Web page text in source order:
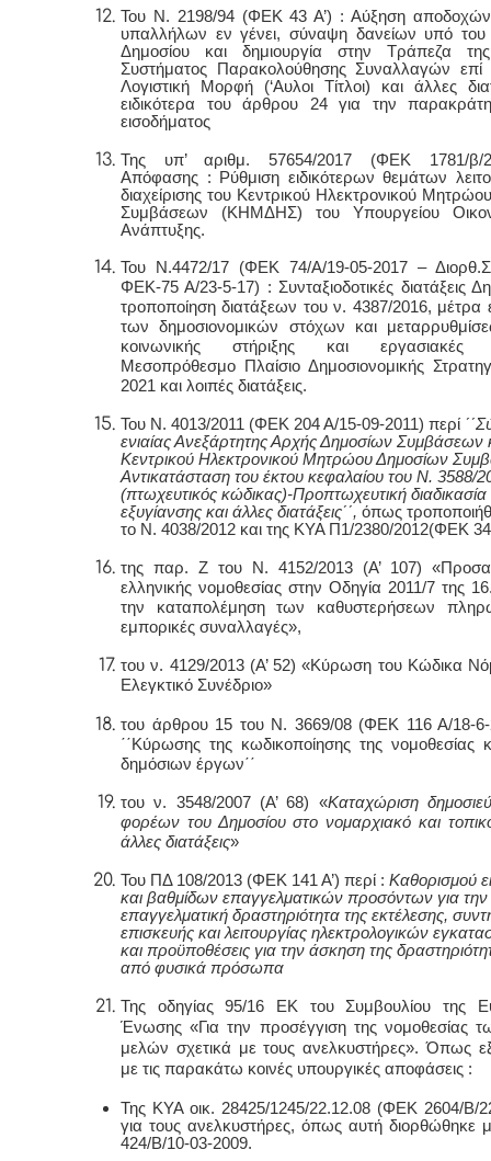
Του Ν. 2198/94 (ΦΕΚ 43 Α’) : Αύξηση
υπαλλήλων εν γένει, σύναψη δανείων υπό του
Δημοσίου και δημιουργία στην Τράπεζα
Συστήματος Παρακολούθησης Συναλλαγών επί
Λογιστική Μορφή (‘Αυλοι Τίτλοι) και άλλες
ειδικότερα του άρθρου 24 για την
εισοδήματος
Της υπ’ αριθμ.57654/2017 (ΦΕΚ 1781/β/
Απόφασης :
Ρύθμιση ειδικότερων θεμάτων
διαχείρισης του Κεντρικού Ηλεκτρονικού
Συμβάσεων (ΚΗΜΔΗΣ) του Υπουργείου
Ανάπτυξης.
Του Ν.4472/17 (ΦΕΚ 74/Α/19-05-2017 –
ΦΕΚ-75 Α/23-5-17) : Συνταξιοδοτικές διατάξεις
τροποποίηση διατάξεων του ν. 4387/2016, μέτρα
των δημοσιονομικών στόχων και
κοινωνικής στήριξης και εργασιακές
Μεσοπρόθεσμο Πλαίσιο Δημοσιονομικής
2021 και λοιπές διατάξεις.
Του Ν. 4013/2011 (ΦΕΚ 204 Α/15-09-2011) περί
ενιαίας Ανεξάρτητης Αρχής Δημοσίων Συμβάσεων
Κεντρικού Ηλεκτρονικού Μητρώου Δημοσίων
Αντικατάσταση του έκτου κεφαλαίου του Ν. 3588/
(πτωχευτικός κώδικας)-Προπτωχευτική διαδικασία
εξυγίανσης και άλλες διατάξεις΄΄, όπως
το Ν. 4038/2012 και της ΚΥΑ Π1/2380/2012(ΦΕΚ
της παρ. Ζ του Ν. 4152/2013 (Α’ 107)
ελληνικής νομοθεσίας στην Οδηγία 2011/7 της
την καταπολέμηση των καθυστερήσεων
εμπορικές συναλλαγές»,
του ν. 4129/2013 (Α’ 52) «Κύρωση του Κώδικα
Ελεγκτικό Συνέδριο»
του άρθρου 15 του N. 3669/08 (ΦΕΚ 116 Α/18-6-
΄΄Κύρωσης της κωδικοποίησης της νομοθεσίας
δημόσιων έργων΄΄
του ν. 3548/2007 (Α’ 68) «Καταχώριση
φορέων του Δημοσίου στο νομαρχιακό και
άλλες διατάξεις»
Του ΠΔ 108/2013 (ΦΕΚ 141 Α’) περί : Καθορισμού
και βαθμίδων επαγγελματικών προσόντων για την
επαγγελματική δραστηριότητα της εκτέλεσης,
επισκευής και λειτουργίας ηλεκτρολογικών
και προϋποθέσεις για την άσκηση της
από φυσικά πρόσωπα
Της οδηγίας95/16 ΕΚ του Συμβουλίου της
Ένωσης «Για την προσέγγιση της νομοθεσίας
μελών σχετικά με τους ανελκυστήρες». Όπως
με τις παρακάτω κοινές υπουργικές αποφάσεις :
Της ΚΥΑ οικ. 28425/1245/22.12.08 (ΦΕΚ 2604/Β/
για τους ανελκυστήρες, όπως αυτή διορθώθηκε
424/Β/10-03-2009.